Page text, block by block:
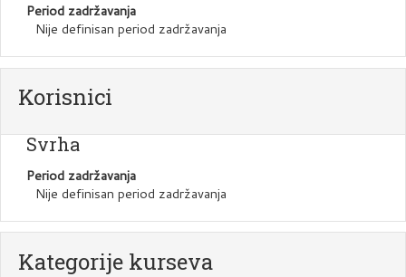
Period zadržavanja
Nije definisan period zadržavanja
Korisnici
Svrha
Period zadržavanja
Nije definisan period zadržavanja
Kategorije kurseva